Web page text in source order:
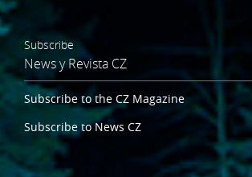
Subscribe
News y Revista CZ
Subscribe to the CZ Magazine
Subscribe to News CZ